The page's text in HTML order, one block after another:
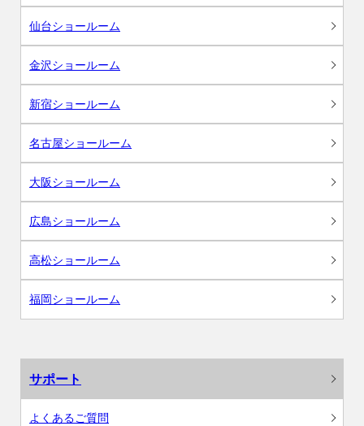
仙台ショールーム
金沢ショールーム
新宿ショールーム
名古屋ショールーム
大阪ショールーム
広島ショールーム
高松ショールーム
福岡ショールーム
サポート
よくあるご質問